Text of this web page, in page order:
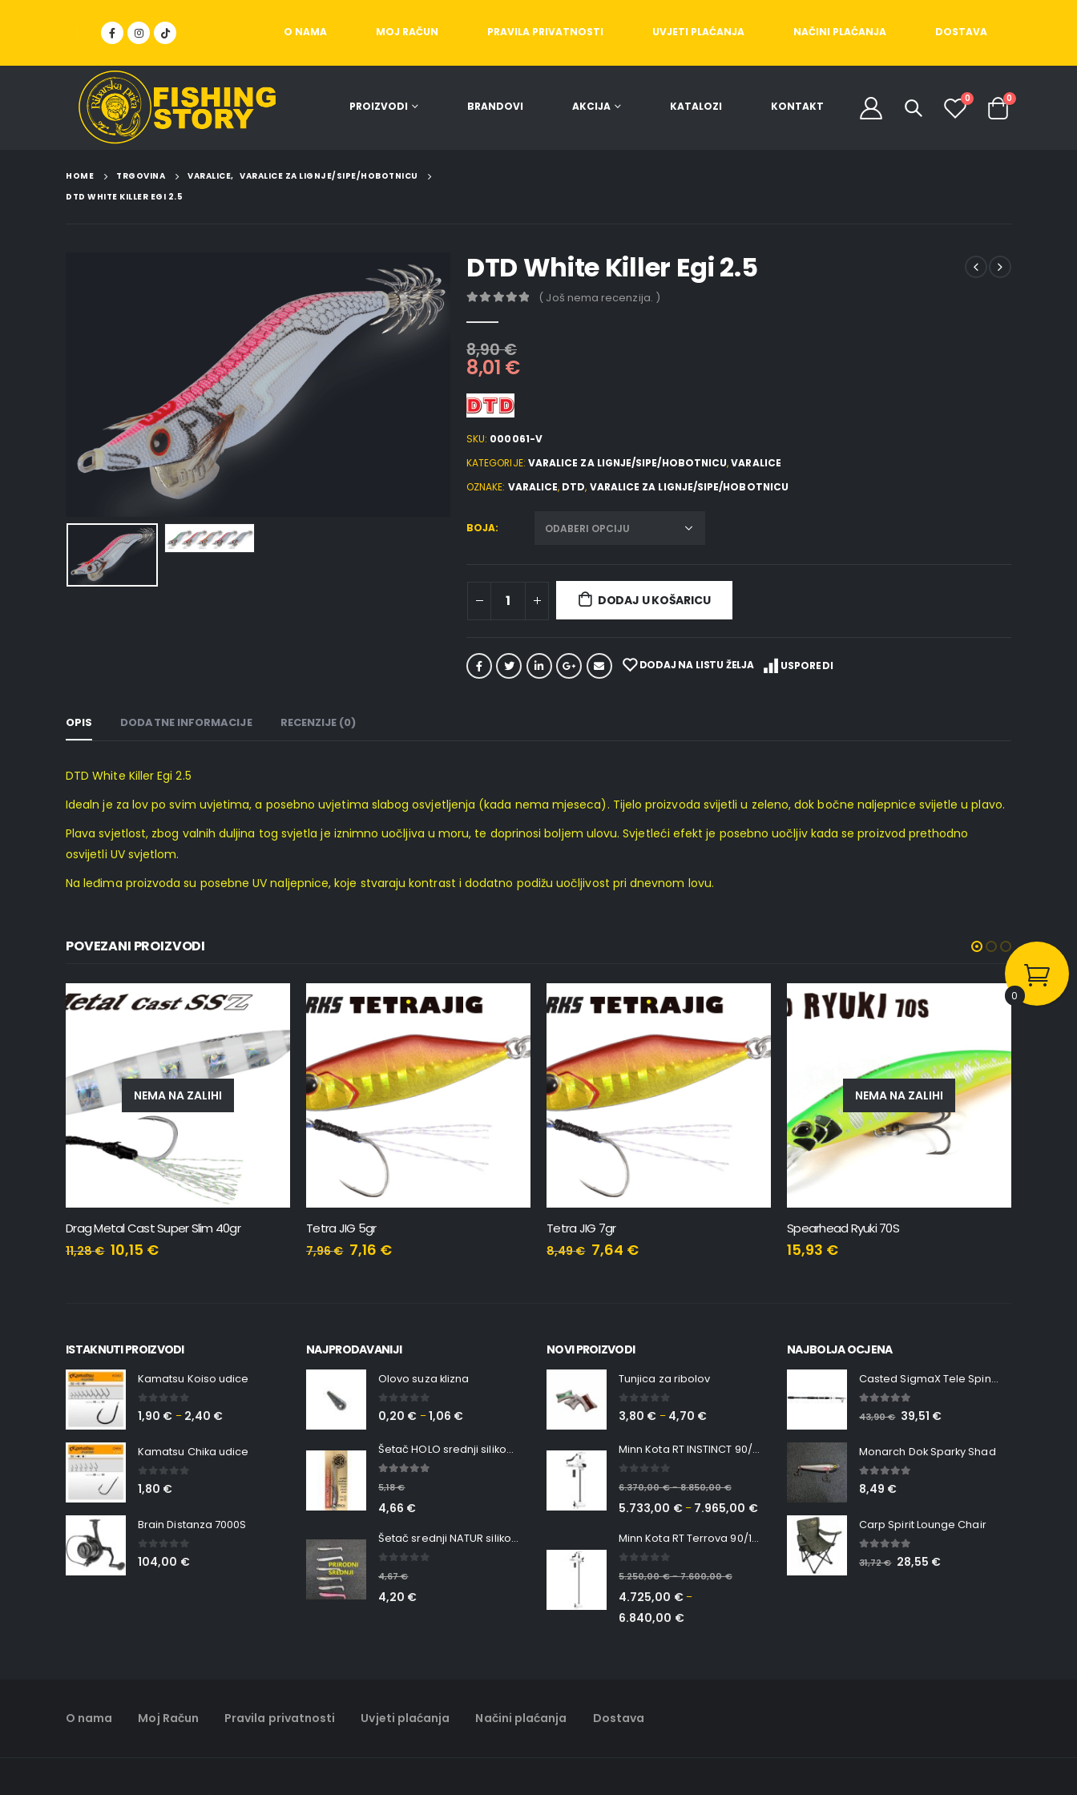
O NAMA MOJ RAČUN PRAVILA PRIVATNOSTI UVJETI PLAĆANJA NAČINI PLAĆANJA DOSTAVA
PROIZVODI BRANDOVI AKCIJA KATALOZI KONTAKT
0 0
HOME TRGOVINA VARALICE, VARALICE ZA LIGNJE/SIPE/HOBOTNICU
DTD WHITE KILLER EGI 2.5
DTD White Killer Egi 2.5
( Još nema recenzija. )
8,90€
8,01 €
SKU: 000061-V
KATEGORIJE: VARALICE ZA LIGNJE/SIPE/HOBOTNICU,VARALICE
OZNAKE: VARALICE, DTD, VARALICE ZA LIGNJE/SIPE/HOBOTNICU
BOJA
DODAJ U KOŠARICU
DODAJ NA LISTU ŽELJA USPOREDI
OPIS DODATNE INFORMACIJE RECENZIJE (0)
DTD White Killer Egi 2.5
Idealn je za lov po svim uvjetima, a posebno uvjetima slabog osvjetljenja (kada nema mjeseca). Tijelo proizvoda svijetli u zeleno, dok bočne naljepnice svijetle u plavo.
Plava svjetlost, zbog valnih duljina tog svjetla je iznimno uočljiva u moru, te doprinosi boljem ulovu. Svjetleći efekt je posebno uočljiv kada se proizvod prethodno
osvijetli UV svjetlom.
Na leđima proizvoda su posebne UV naljepnice, koje stvaraju kontrast i dodatno podižu uočljivost pri dnevnom lovu.
POVEZANI PROIZVODI
Tetra JIG 5gr
7,96€ 7,16€
Tetra JIG 7gr
8,49€ 7,64€
NEMA NA ZALIHI
Spearhead Ryuki 70S
15,93 €
NEMA NA ZALIHI
Drag Metal Cast 30gr
10,35€ 9,32
ISTAKNUTI PROIZVODI
Kamatsu Koiso udice
0 out of 5
1,90 € – 2,40 €
Kamatsu Chika udice
0 out of 5
1,80 €
Brain Distanza 7000S
0out of 5
104,00 €
NAJPRODAVANIJI
Olovo suza klizna
0 out of 5
0,20 € –1,06 €
Šetač HOLO srednji silikonska Ribica Belgrade Walker
5,18€
4,66 €
Šetač srednji NATUR silikonska ribica Belgrade Walker
4,67€
4,20 €
NOVI PROIZVODI
Tunjica za ribolov
0 out of 5
3,80 € – 4,70 €
Minn Kota RT INSTINCT 90/115 WR QUEST
6.370,00€–8.850,00€
5.733,00 €– 7.965,00 €
Minn Kota RT Terrova 90/115 WR QUEST
5.250,00€–7.600,00€
4.725,00 €–
6.840,00 €
NAJBOLJA OCJENA
Casted SigmaX Tele Spin, 300cm, 40-80gr
out of 5
43,90€ 39,51 €
Monarch Dok Sparky Shad
5.00 out of 5
8,49 €
Carp Spirit Lounge Chair
out of 5
31,72€ 28,55 €
O nama Moj Račun Pravila privatnosti Uvjeti plaćanja Načini plaćanja Dostava
0